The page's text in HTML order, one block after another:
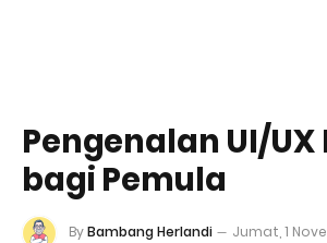
Pengenalan UI/UX
bagi Pemula
ByBambang Herlandi
Jumat, 1